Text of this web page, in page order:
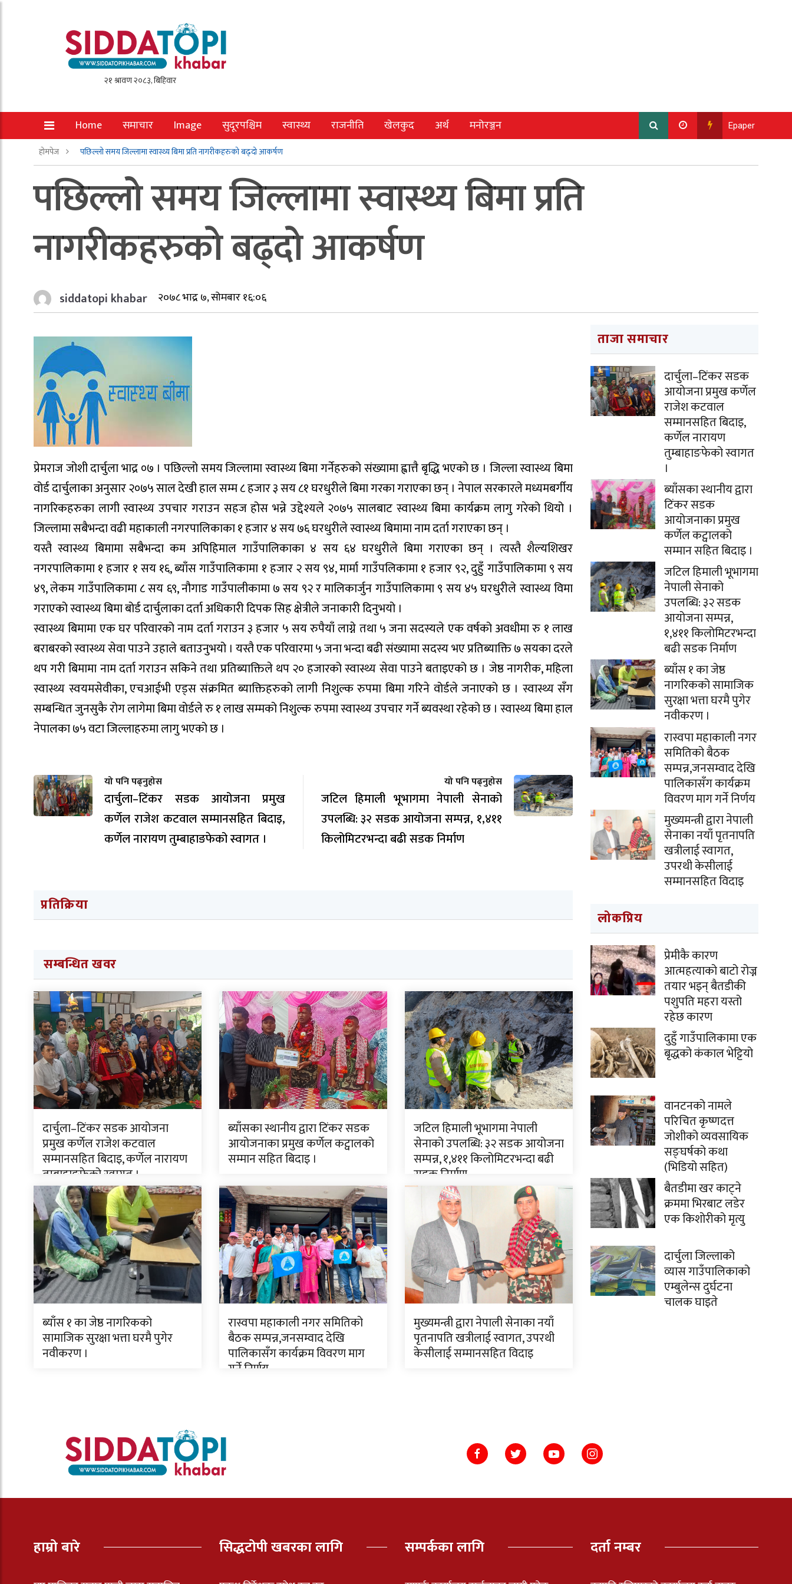
Home समाचार Image सुदूरपश्चिम स्वास्थ्य राजनीति खेलकुद अर्थ मनोरञ्जन Epaper
होमपेज पछिल्लो समय जिल्लामा स्वास्थ्य बिमा प्रति नागरीकहरुको बढ्दो आकर्षण
पछिल्लो समय जिल्लामा स्वास्थ्य बिमा प्रति
नागरीकहरुको बढ्दो आकर्षण
siddatopi khabar २०७८ भाद्र ७, सोमबार १६:०६
प्रेमराज जोशी दार्चुला भाद्र ०७ । पछिल्लो समय जिल्लामा स्वास्थ्य बिमा गर्नेहरुको संख्यामा ह्वात्तै बृद्धि भएको छ । जिल्ला स्वास्थ्य बिमा
वोर्ड दार्चुलाका अनुसार २०७५ साल देखी हाल सम्म ८ हजार ३ सय ८१ घरधुरीले बिमा गरका गराएका छन् । नेपाल सरकारले मध्यमबर्गीय
नागरिकहरुका लागी स्वास्थ्य उपचार गराउन सहज होस भन्ने उद्देश्यले २०७५ सालबाट स्वास्थ्य बिमा कार्यक्रम लागु गरेको थियो ।
जिल्लामा सबैभन्दा वढी महाकाली नगरपालिकाका १ हजार ४ सय ७६ घरधुरीले स्वास्थ्य बिमामा नाम दर्ता गराएका छन् ।
यस्तै स्वास्थ्य बिमामा सबैभन्दा कम अपिहिमाल गाउँपालिकाका ४ सय ६४ घरधुरीले बिमा गराएका छन् । त्यस्तै शैल्यशिखर
नगरपालिकामा १ हजार १ सय १६, ब्याँस गाउँपालिकामा १ हजार २ सय ९४, मार्मा गाउँपलिकामा १ हजार ९२, दुहुँ गाउँपालिकामा ९ सय
४९, लेकम गाउँपालिकामा ८ सय ६९, नौगाड गाउँपालीकामा ७ सय ९२ र मालिकार्जुन गाउँपालिकामा ९ सय ४५ घरधुरीले स्वास्थ्य विमा
गराएको स्वास्थ्य बिमा बोर्ड दार्चुलाका दर्ता अधिकारी दिपक सिह क्षेत्रीले जनाकारी दिनुभयो ।
स्वास्थ्य बिमामा एक घर परिवारको नाम दर्ता गराउन ३ हजार ५ सय रुपैयाँ लाग्ने तथा ५ जना सदस्यले एक वर्षको अवधीमा रु १ लाख
बराबरको स्वास्थ्य सेवा पाउने उहाले बताउनुभयो । यस्तै एक परिवारमा ५ जना भन्दा बढी संख्यामा सदस्य भए प्रतिब्याक्ति ७ सयका दरले
थप गरी बिमामा नाम दर्ता गराउन सकिने तथा प्रतिब्याक्तिले थप २० हजारको स्वास्थ्य सेवा पाउने बताइएको छ । जेष्ठ नागरीक, महिला
स्वास्थ्य स्वयमसेवीका, एचआईभी एड्स संक्रमित ब्याक्तिहरुको लागी निशुल्क रुपमा बिमा गरिने वोर्डले जनाएको छ । स्वास्थ्य सँग
सम्बन्धित जुनसुकै रोग लागेमा बिमा वोर्डले रु १ लाख सम्मको निशुल्क रुपमा स्वास्थ्य उपचार गर्ने ब्यवस्था रहेको छ । स्वास्थ्य बिमा हाल
नेपालका ७५ वटा जिल्लाहरुमा लागु भएको छ ।
यो पनि पढ्नुहोस
दार्चुला–टिंकर सडक आयोजना प्रमुख
कर्णेल राजेश कटवाल सम्मानसहित बिदाइ,
कर्णेल नारायण तुम्बाहाङफेको स्वागत ।
यो पनि पढ्नुहोस
जटिल हिमाली भूभागमा नेपाली सेनाको
उपलब्धि: ३२ सडक आयोजना सम्पन्न, १,४११
किलोमिटरभन्दा बढी सडक निर्माण
प्रतिक्रिया
सम्बन्धित खवर
दार्चुला–टिंकर सडक आयोजना
प्रमुख कर्णेल राजेश कटवाल
सम्मानसहित बिदाइ, कर्णेल नारायण
तुम्बाहाङफेको स्वागत ।
ब्याँसका स्थानीय द्वारा टिंकर सडक
आयोजनाका प्रमुख कर्णेल कट्वालको
सम्मान सहित बिदाइ ।
जटिल हिमाली भूभागमा नेपाली
सेनाको उपलब्धि: ३२ सडक आयोजना
सम्पन्न, १,४११ किलोमिटरभन्दा बढी
सडक निर्माण
ब्याँस १ का जेष्ठ नागरिकको
सामाजिक सुरक्षा भत्ता घरमै पुगेर
नवीकरण ।
रास्वपा महाकाली नगर समितिको
बैठक सम्पन्न,जनसम्वाद देखि
पालिकासँग कार्यक्रम विवरण माग
गर्ने निर्णय
मुख्यमन्त्री द्वारा नेपाली सेनाका नयाँ
पृतनापति खत्रीलाई स्वागत, उपरथी
केसीलाई सम्मानसहित विदाइ
ताजा समाचार
दार्चुला–टिंकर सडक
आयोजना प्रमुख कर्णेल
राजेश कटवाल
सम्मानसहित बिदाइ,
कर्णेल नारायण
तुम्बाहाङफेको स्वागत
।
ब्याँसका स्थानीय द्वारा
टिंकर सडक
आयोजनाका प्रमुख
कर्णेल कट्वालको
सम्मान सहित बिदाइ ।
जटिल हिमाली भूभागमा
नेपाली सेनाको
उपलब्धि: ३२ सडक
आयोजना सम्पन्न,
१,४११ किलोमिटरभन्दा
बढी सडक निर्माण
ब्याँस १ का जेष्ठ
नागरिकको सामाजिक
सुरक्षा भत्ता घरमै पुगेर
नवीकरण ।
रास्वपा महाकाली नगर
समितिको बैठक
सम्पन्न,जनसम्वाद देखि
पालिकासँग कार्यक्रम
विवरण माग गर्ने निर्णय
मुख्यमन्त्री द्वारा नेपाली
सेनाका नयाँ पृतनापति
खत्रीलाई स्वागत,
उपरथी केसीलाई
सम्मानसहित विदाइ
लोकप्रिय
प्रेमीकै कारण
आत्महत्याको बाटो रोज्न
तयार भइन् बैतडीकी
पशुपति महरा यस्तो
रहेछ कारण
दुहुँ गाउँपालिकामा एक
बृद्धको कंकाल भेट्टियो
वानटनको नामले
परिचित कृष्णदत्त
जोशीको व्यवसायिक
सङ्घर्षको कथा
(भिडियो सहित)
बैतडीमा खर काट्ने
क्रममा भिरबाट लडेर
एक किशोरीको मृत्यु
दार्चुला जिल्लाको
व्यास गाउँपालिकाको
एम्बुलेन्स दुर्घटना
चालक घाइते
हाम्रो बारे सिद्धटोपी खबरका लागि सम्पर्कका लागि दर्ता नम्बर